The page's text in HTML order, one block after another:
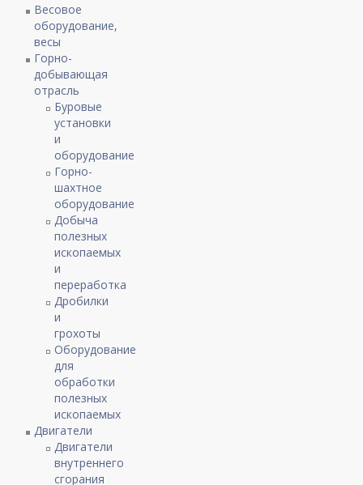
Весовое
оборудование,
весы
Горно-
добывающая
отрасль
Буровые
установки
и
оборудование
Горно-
шахтное
оборудование
Добыча
полезных
ископаемых
и
переработка
Дробилки
и
грохоты
Оборудование
для
обработки
полезных
ископаемых
Двигатели
Двигатели
внутреннего
сгорания